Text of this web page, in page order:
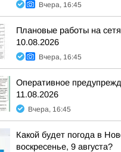
Вчера, 16:45
Плановые работы на
10.08.2026
Вчера, 16:45
Оперативное
11.08.2026
Вчера, 16:45
Какой будет погода в
воскресенье, 9 августа?